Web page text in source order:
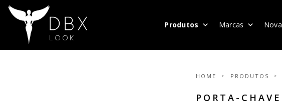
Produtos Marcas
HOME PRODUTOS
PORTA-